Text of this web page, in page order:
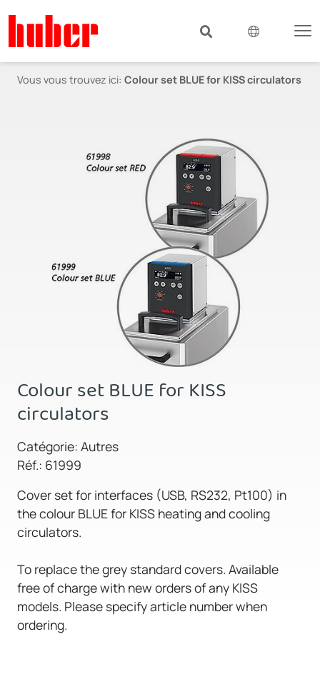
Vous vous trouvez ici: Colour set BLUE for KISS circulators
Colour set BLUE for KISS
circulators
Catégorie: Autres
Réf.: 61999
Cover set for interfaces (USB, RS232, Pt100) in
the colour BLUE for KISS heating and cooling
circulators.
To replace the grey standard covers. Available
free of charge with new orders of any KISS
models. Please specify article number when
ordering.